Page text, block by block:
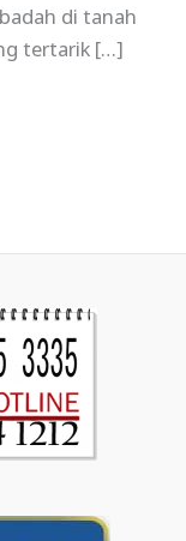
di tanah
tertarik […]